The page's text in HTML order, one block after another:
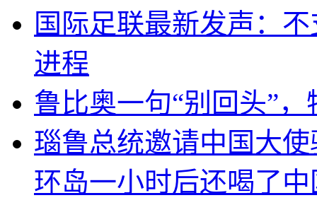
国际足联最新发声：
进程
鲁比奥一句“别回头”
瑙鲁总统邀请中国大
环岛一小时后还喝了